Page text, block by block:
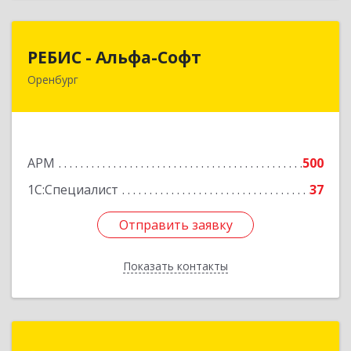
РЕБИС - Альфа-Софт
Оренбург
АРМ
500
1С:Специалист
37
Отправить заявку
Показать контакты
РЕБИС - Альфа-Софт
Отправить заявку
Назад